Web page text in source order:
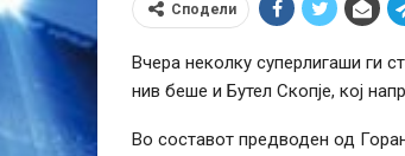
Сподели
Вчера неколку суперлигаши ги
нив беше и Бутел Скопје, кој
Во составот предводен од